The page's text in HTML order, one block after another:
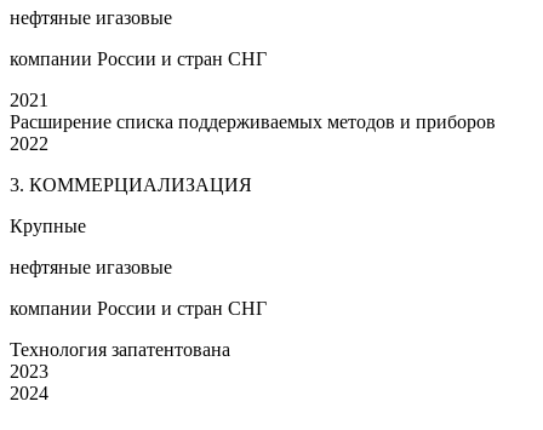
нефтяные игазовые
компании России и стран СНГ
2021
Расширение списка поддерживаемых методов и приборов
2022
3. КОММЕРЦИАЛИЗАЦИЯ
Крупные
нефтяные игазовые
компании России и стран СНГ
Технология запатентована
2023
2024